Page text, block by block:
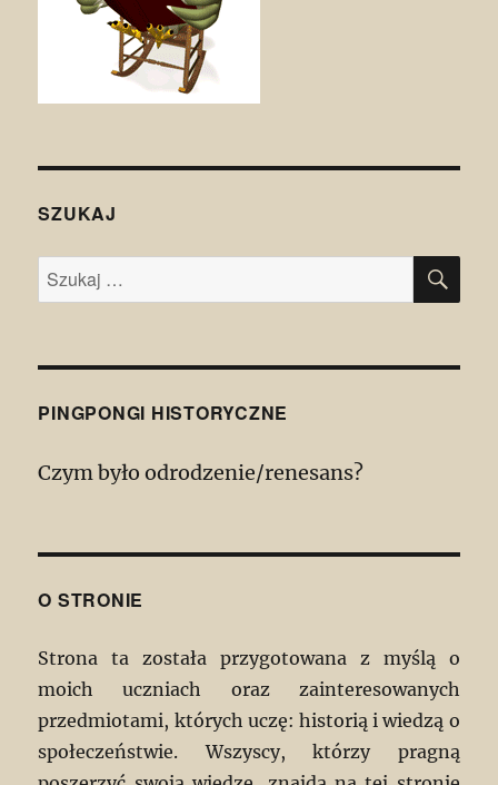
SZUKAJ
Szukaj:
PINGPONGI HISTORYCZNE
Czym było odrodzenie/renesans?
O STRONIE
Strona ta została przygotowana z myślą o
moich uczniach oraz zainteresowanych
przedmiotami, których uczę: historią i wiedzą o
społeczeństwie. Wszyscy, którzy pragną